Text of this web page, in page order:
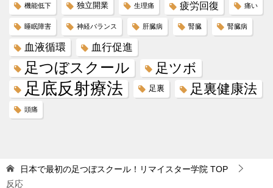
機能低下 独立開業 生理痛 疲労回復 痛い
睡眠障害 神経バランス 肝臓病 腎臓 腎臓病
血液循環 血行促進
足つぼスクール 足ツボ
足底反射療法 足裏 足裏健康法
頭痛
日本で最初の足つぼスクール！リマイスター学院 TOP
反応